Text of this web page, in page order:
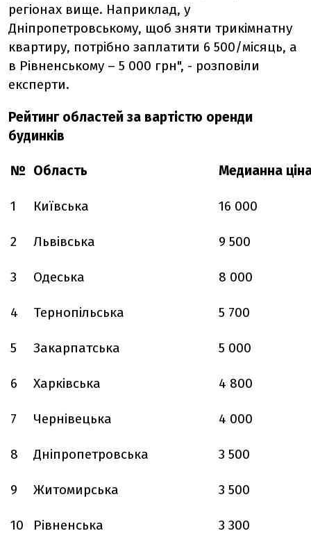
регіонах вище. Наприклад, у
Дніпропетровському, щоб зняти трикімнатну
квартиру, потрібно заплатити 6 500/місяць, а
в Рівненському – 5 000 грн", - розповіли
експерти.
Рейтинг областей за вартістю оренди
будинків
№ Область Медианна
1 Київська 16 000
2 Львівська 9 500
3 Одеська 8 000
4 Тернопільська 5 700
5 Закарпатська 5 000
6 Харківська 4 800
7 Чернівецька 4 000
8 Дніпропетровська 3 500
9 Житомирська 3 500
10 Рівненська 3 300